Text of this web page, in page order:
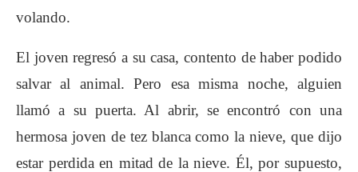
volando.
El joven regresó a su casa, contento de haber podido
salvar al animal. Pero esa misma noche, alguien
llamó a su puerta. Al abrir, se encontró con una
hermosa joven de tez blanca como la nieve, que dijo
estar perdida en mitad de la nieve. Él, por supuesto,